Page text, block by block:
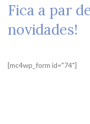
Fica a par
novidades!
[mc4wp_form id="74"]